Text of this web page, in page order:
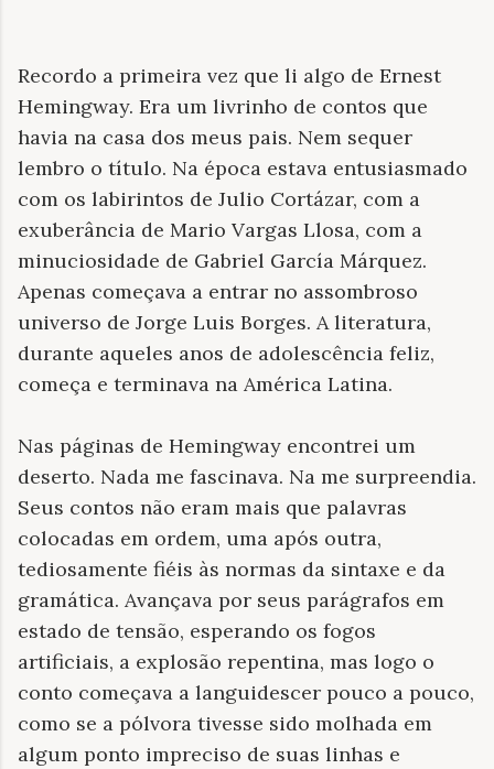
Recordo a primeira vez que li algo de Ernest
Hemingway. Era um livrinho de contos que
havia na casa dos meus pais. Nem sequer
lembro o título. Na época estava entusiasmado
com os labirintos de Julio Cortázar, com a
exuberância de Mario Vargas Llosa, com a
minuciosidade de Gabriel García Márquez.
Apenas começava a entrar no assombroso
universo de Jorge Luis Borges. A literatura,
durante aqueles anos de adolescência feliz,
começa e terminava na América Latina.
Nas páginas de Hemingway encontrei um
deserto. Nada me fascinava. Na me surpreendia.
Seus contos não eram mais que palavras
colocadas em ordem, uma após outra,
tediosamente fiéis às normas da sintaxe e da
gramática. Avançava por seus parágrafos em
estado de tensão, esperando os fogos
artificiais, a explosão repentina, mas logo o
conto começava a languidescer pouco a pouco,
como se a pólvora tivesse sido molhada em
algum ponto impreciso de suas linhas e